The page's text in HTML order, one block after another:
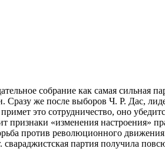
собрание как самая сильная
же после выборов Ч. Р. Дас,
это сотрудничество, оно
«изменения настроения»
против революционного
партия получила